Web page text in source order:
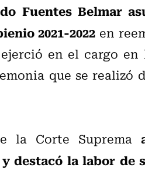
Fuentes Belmar
2021-2022 en
en el cargo
que se realizó
la Corte Suprema
destacó la labor de